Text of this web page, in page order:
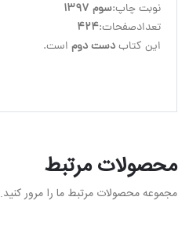
نوبت چاپ:سوم 1397
تعدادصفحات:424
این کتاب دست دوم
محصولات مرتبط
مجموعه محصولات مرتبط ما را مرور کنید.